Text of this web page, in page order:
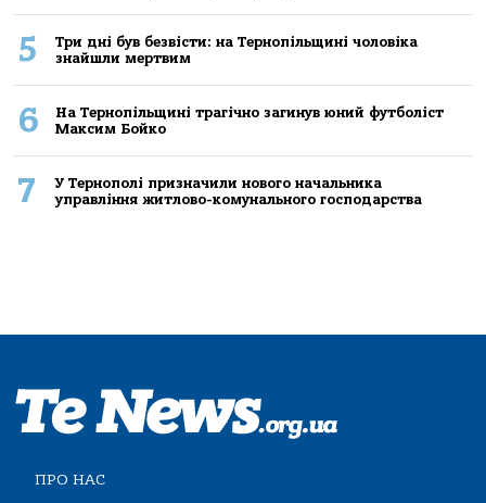
5
Три дні був безвісти: на Тернопільщині чоловіка
знайшли мертвим
6
На Тернопільщині трагічно загинув юний футболіст
Максим Бойко
7
У Тернополі призначили нового начальника
управління житлово-комунального господарства
ПРО НАС